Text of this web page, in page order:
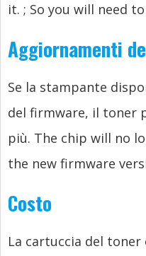
it. ; So you will need
Aggiornamenti
Se la stampante
del firmware, il toner
più. The chip will no
the new firmware
Costo
La cartuccia del toner